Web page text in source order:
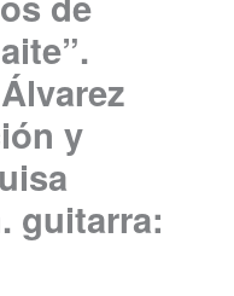
y
guitarra: